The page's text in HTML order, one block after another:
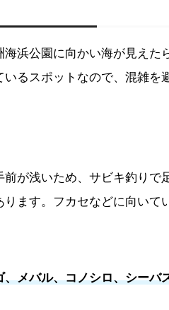
海浜公園に向かい海が見えた
いるスポットなので、混雑を
前が浅いため、サビキ釣り
ます。フカセなどに向いて
、メバル、コノシロ、シーバ